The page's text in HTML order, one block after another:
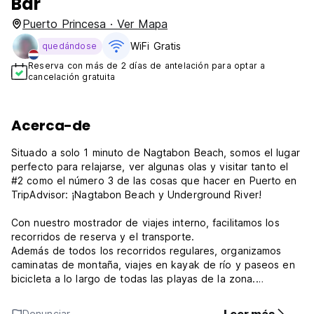
Puerto Princesa · Ver Mapa
quedándose WiFi Gratis
Reserva con más de 2 días de antelación para optar a
cancelación gratuita
Acerca-de
Situado a solo 1 minuto de Nagtabon Beach, somos el lugar
perfecto para relajarse, ver algunas olas y visitar tanto el
#2 como el número 3 de las cosas que hacer en Puerto en
TripAdvisor: ¡Nagtabon Beach y Underground River!
Con nuestro mostrador de viajes interno, facilitamos los
recorridos de reserva y el transporte.
Además de todos los recorridos regulares, organizamos
caminatas de montaña, viajes en kayak de río y paseos en
bicicleta a lo largo de todas las playas de la zona.
y pastillas a todas las atracciones.